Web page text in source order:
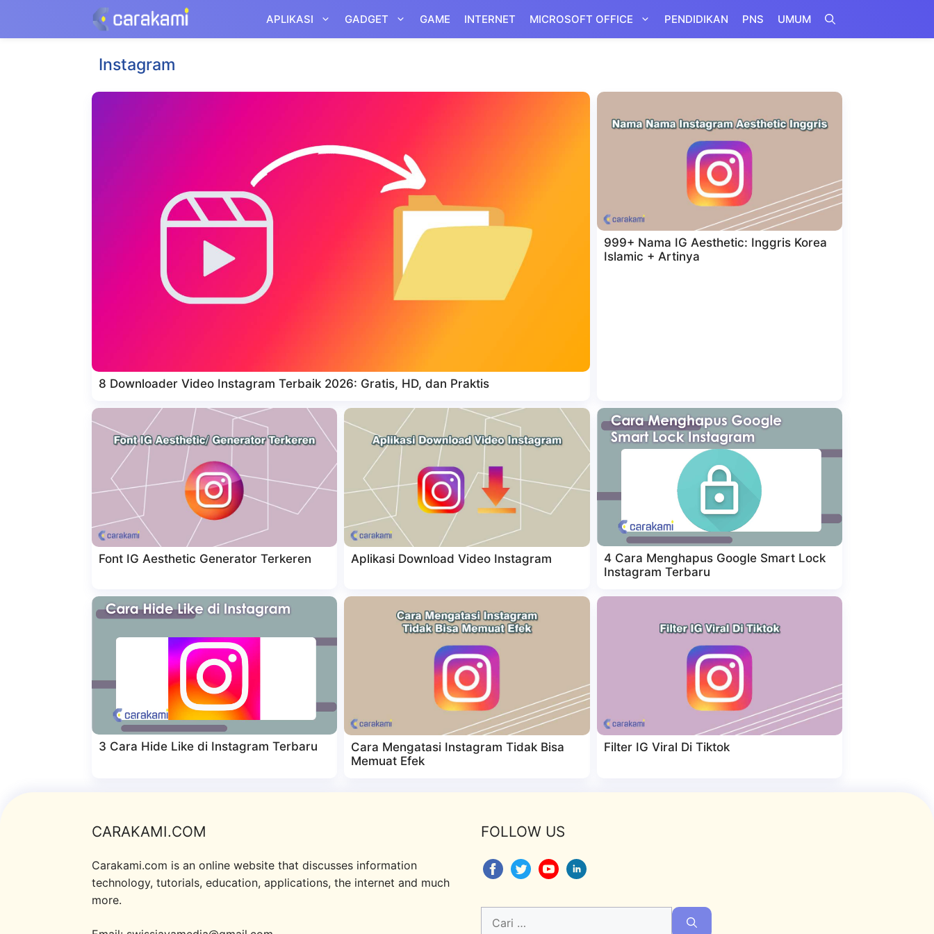
isi
APLIKASI GADGET GAME INTERNET MICROSOFT OFFICE PENDIDIKAN PNS UMUM
Instagram
8 Downloader Video Instagram Terbaik 2026: Gratis, HD, dan Praktis
999+ Nama IG Aesthetic: Inggris Korea
Islamic + Artinya
Font IG Aesthetic Generator Terkeren Aplikasi Download Video Instagram
4 Cara Menghapus Google Smart Lock
Instagram Terbaru
3 Cara Hide Like di Instagram Terbaru
Cara Mengatasi Instagram Tidak Bisa
Memuat Efek
Filter IG Viral Di Tiktok
CARAKAMI.COM
Carakami.com is an online website that discusses information
technology, tutorials, education, applications, the internet and much
more.
FOLLOW US